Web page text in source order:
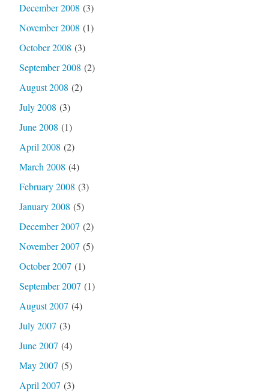
December 2008 (3)
November 2008 (1)
October 2008 (3)
September 2008 (2)
August 2008 (2)
July 2008 (3)
June 2008 (1)
April 2008 (2)
March 2008 (4)
February 2008 (3)
January 2008 (5)
December 2007 (2)
November 2007 (5)
October 2007 (1)
September 2007 (1)
August 2007 (4)
July 2007 (3)
June 2007 (4)
May 2007 (5)
April 2007 (3)